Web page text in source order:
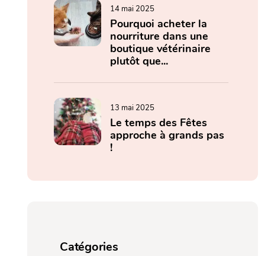
14 mai 2025
Pourquoi acheter la
nourriture dans une
boutique vétérinaire
plutôt que...
13 mai 2025
Le temps des Fêtes
approche à grands pas
!
Catégories